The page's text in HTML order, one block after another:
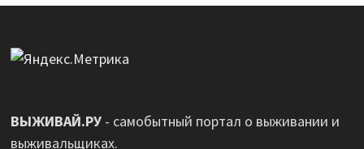
ВЫЖИВАЙ.РУ- самобытный портал о выживании и
выживальщиках.